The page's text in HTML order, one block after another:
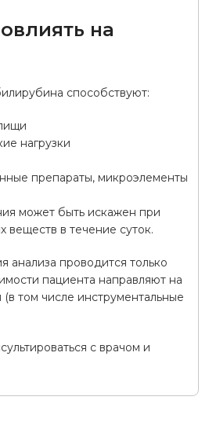
на
способствуют:
нагрузки
препараты, микроэлементы
может быть искажен при
веществ в течение суток.
анализа проводится только
пациента направляют на
том числе инструментальные
с врачом и